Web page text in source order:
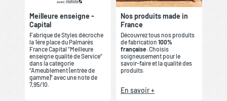
Meilleure enseigne -
Capital
Fabrique de Styles décroche
la 1ère place du Palmarès
France Capital “Meilleure
enseigne qualité de Service”
dans la catégorie
“Ameublement (entrée de
gamme)” avec une note de
7,95/10.
Nos produits made in
France
Découvrez tous nos produits
de fabrication 100%
française . Choisis
soigneusement pour le
savoir-faire et la qualité des
produits.
En savoir +